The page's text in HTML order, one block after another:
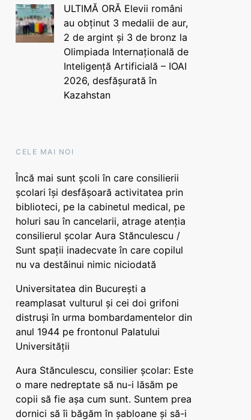
ULTIMĂ ORĂ Elevii români
au obținut 3 medalii de aur,
2 de argint și 3 de bronz la
Olimpiada Internațională de
Inteligență Artificială – IOAI
2026, desfășurată în
Kazahstan
CELE MAI NOI
Încă mai sunt școli în care consilierii
școlari își desfășoară activitatea prin
biblioteci, pe la cabinetul medical, pe
holuri sau în cancelarii, atrage atenția
consilierul școlar Aura Stănculescu /
Sunt spații inadecvate în care copilul
nu va destăinui nimic niciodată
Universitatea din București a
reamplasat vulturul și cei doi grifoni
distruși în urma bombardamentelor din
anul 1944 pe frontonul Palatului
Universității
Aura Stănculescu, consilier școlar: Este
o mare nedreptate să nu-i lăsăm pe
copii să fie așa cum sunt. Suntem prea
dornici să îi băgăm în șabloane și să-i